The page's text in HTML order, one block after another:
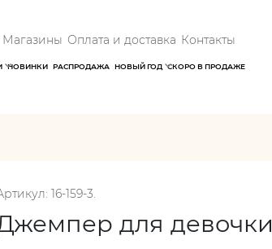
Магазины Оплата и доставка Контакты
НОВИНКИ РАСПРОДАЖА НОВЫЙ ГОД СКОРО В ПРОДАЖЕ
16-159-3.
для девочки